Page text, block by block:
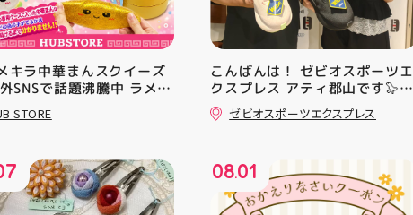
キラ中華まんスクイーズ
SNSで話題沸騰中 ラメキ
まんスクイーズが新登
ラキラグリッター素材が
なる やみつき触感がたま
…！ せいろ型ケースに入
て どの色の子が出るかは
からのお楽しみ #ラメキ
STORE
こんばんは！ ゼビオスポーツエ
クスプレス アティ郡山です🦭
・ ★本日のラジオ★は アシッ
クスからランニングシューズ
反発性に優れた「FF TURBO
SQUARED」を新搭載し、推進力
を向上させました！
ゼビオスポーツエクスプレス
08.01